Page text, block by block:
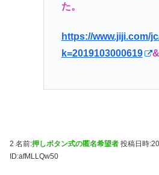
た。
https://www.jiji.com/
k=2019103000619
2 名前:押しボタン式の匿名希望者 投稿日時
ID:afMLLQw50